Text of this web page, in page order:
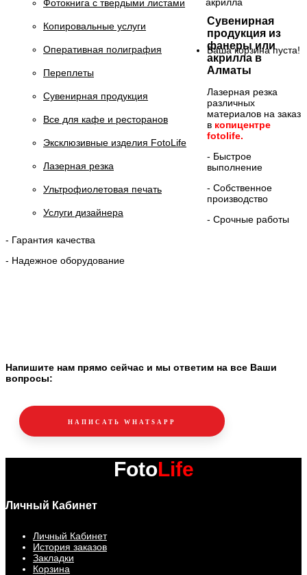
Фотокнига с твердыми листами
Копировальные услуги
Оперативная полиграфия
Переплеты
Сувенирная продукция
Все для кафе и ресторанов
Эксклюзивные изделия FotoLife
Лазерная резка
Ультрофиолетовая печать
Услуги дизайнера
Ваша корзина пуста!
Сувенирная
продукция из
фанеры или
акрилла в
Алматы
Лазерная резка
различных
материалов на заказ
в копицентре
fotolife.
- Быстрое
выполнение
- Собственное
производство
- Срочные работы
- Гарантия качества
- Надежное оборудование
Напишите нам прямо сейчас и мы ответим на все Ваши
вопросы:
НАПИСАТЬ WHATSAPP
FotoLife
Личный Кабинет
Личный Кабинет
История заказов
Закладки
Корзина